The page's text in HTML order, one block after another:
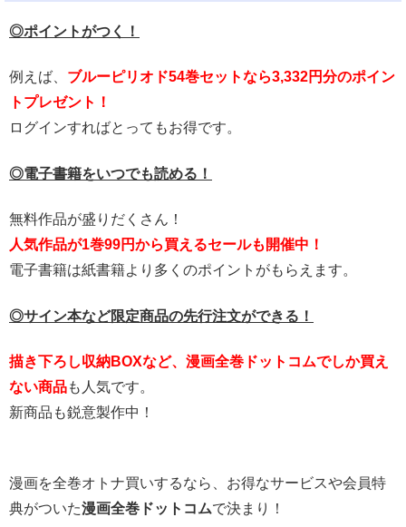
◎ポイントがつく！
例えば、 ブルーピリオド54巻セットなら3,332円分のポイン
トプレゼント！
ログインすればとってもお得です。
◎電子書籍をいつでも読める！
無料作品が盛りだくさん！
人気作品が1巻99円から買えるセールも開催中！
電子書籍は紙書籍より多くのポイントがもらえます。
◎サイン本など限定商品の先行注文ができる！
描き下ろし収納BOXなど、漫画全巻ドットコムでしか買え
ない商品も人気です。
新商品も鋭意製作中！
漫画を全巻オトナ買いするなら、お得なサービスや会員特
典がついた漫画全巻ドットコムで決まり！